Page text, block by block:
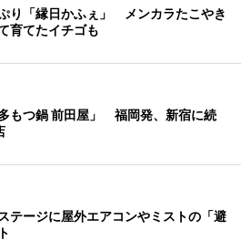
り「縁日かふぇ」 メンカラたこやき
育てたイチゴも
もつ鍋 前田屋」 福岡発、新宿に続
テージに屋外エアコンやミストの「避